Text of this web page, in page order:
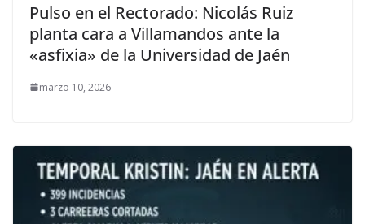
Pulso en el Rectorado: Nicolás Ruiz
planta cara a Villamandos ante la
«asfixia» de la Universidad de Jaén
marzo 10, 2026